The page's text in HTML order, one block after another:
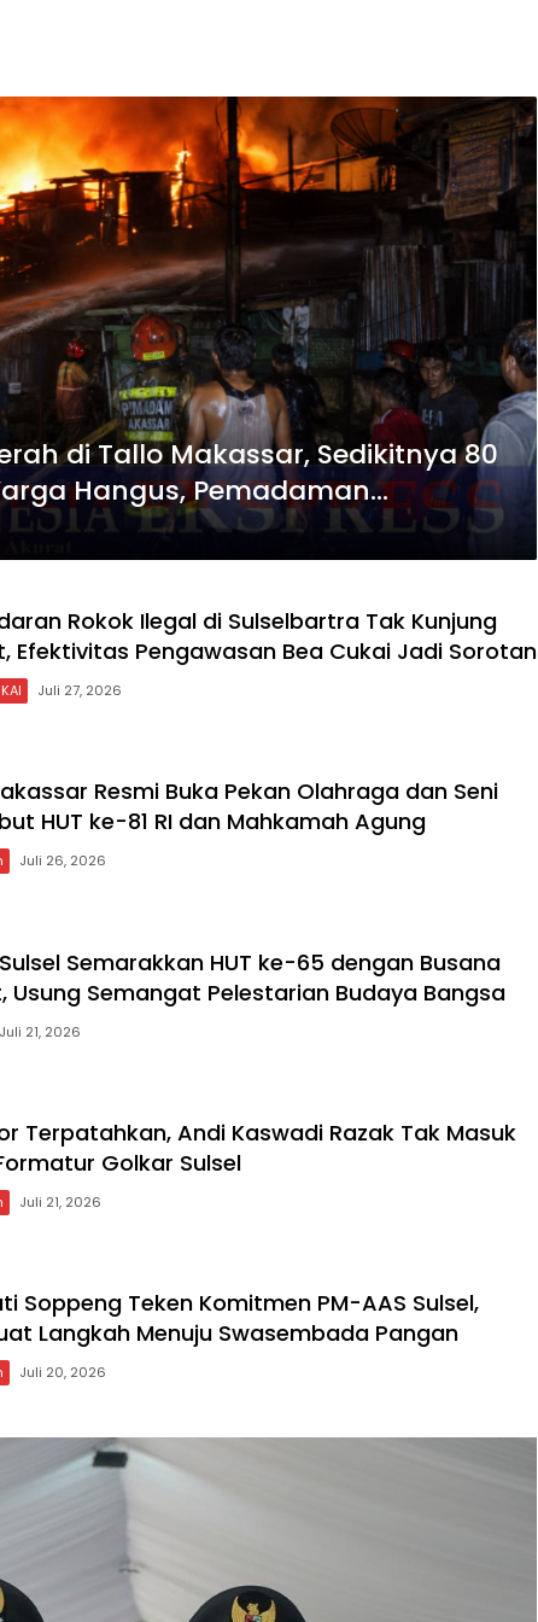
di Tallo Makassar, Sedikitnya 80
Hangus, Pemadaman
Rokok Ilegal di Sulselbartra Tak Kunjung
Efektivitas Pengawasan Bea Cukai Jadi Sorotan
Juli 27, 2026
Resmi Buka Pekan Olahraga dan Seni
HUT ke-81 RI dan Mahkamah Agung
Juli 26, 2026
Sulsel Semarakkan HUT ke-65 dengan Busana
Usung Semangat Pelestarian Budaya Bangsa
Juli 21, 2026
Terpatahkan, Andi Kaswadi Razak Tak Masuk
Golkar Sulsel
Juli 21, 2026
Soppeng Teken Komitmen PM-AAS Sulsel,
Langkah Menuju Swasembada Pangan
Juli 20, 2026